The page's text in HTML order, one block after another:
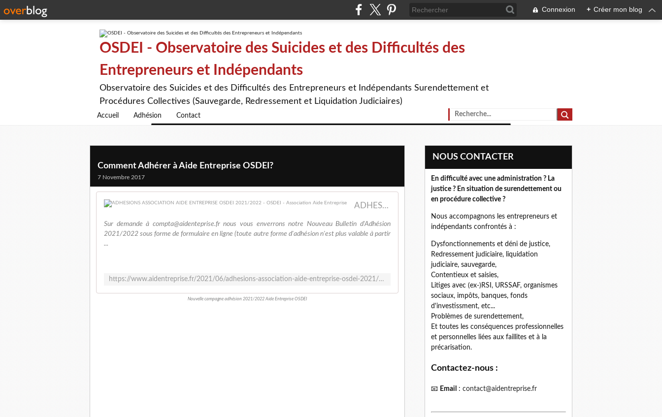
Connexion + Créer mon blog
OSDEI - Observatoire des Suicides et des Difficultés des
Entrepreneurs et Indépendants
Observatoire des Suicides et des Difficultés des Entrepreneurs et Indépendants Surendettement et
Procédures Collectives (Sauvegarde, Redressement et Liquidation Judiciaires)
Accueil Adhésion Contact
Comment Adhérer à Aide Entreprise OSDEI?
7 Novembre 2017
ADHESIONS ASSOCIATION AIDE ENTREPRISE OSDEI 2021/2022 - OSDEI - Association Aide Entreprise
Sur demande à compta@aidenteprise.fr nous vous enverrons notre Nouveau Bulletin d'Adhésion
2021/2022 sous forme de formulaire en ligne (toute autre forme d'adhésion n'est plus valable à partir
...
https://www.aidentreprise.fr/2021/06/adhesions-association-aide-entreprise-osdei-2021/2022.html
Nouvelle campagne adhésion 2021/2022 Aide Entreprise OSDEI
NOUS CONTACTER
En difficulté avec une administration ? La
justice ? En situation de surendettement ou
en procédure collective ?
Nous accompagnons les entrepreneurs et
indépendants confrontés à :
Dysfonctionnements et déni de justice,
Redressement judiciaire, liquidation
judiciaire, sauvegarde,
Contentieux et saisies,
Litiges avec (ex-)RSI, URSSAF, organismes
sociaux, impôts, banques, fonds
d'investissment, etc...
Problèmes de surendettement,
Et toutes les conséquences professionnelles
et personnelles liées aux faillites et à la
précarisation.
Contactez-nous :
📧 Email : contact@aidentreprise.fr